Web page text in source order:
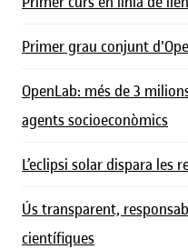
Primer grau conjunt
OpenLab: més de 3
agents socioeconòmics
L’eclipsi solar dispara les
Ús transparent,
científiques